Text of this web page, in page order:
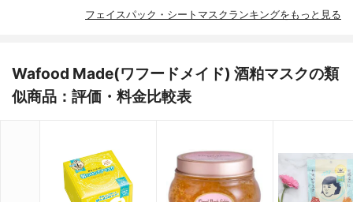
フェイスパック・シートマスクランキングをもっと見る
Wafood Made(ワフードメイド) 酒粕マスクの類
似商品：評価・料金比較表